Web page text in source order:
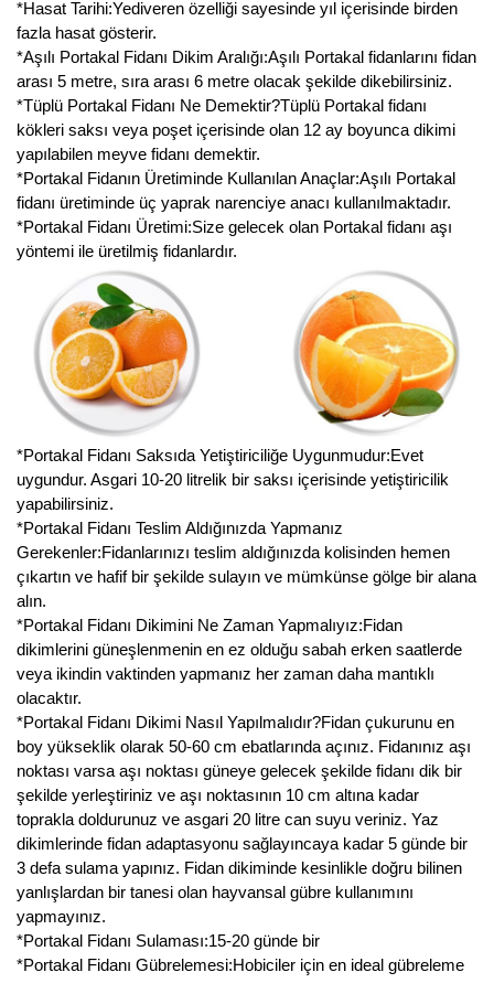
*Hasat Tarihi:Yediveren özelliği sayesinde yıl içerisinde birden
fazla hasat gösterir.
*Aşılı Portakal Fidanı Dikim Aralığı:Aşılı Portakal fidanlarını fidan
arası 5 metre, sıra arası 6 metre olacak şekilde dikebilirsiniz.
*Tüplü Portakal Fidanı Ne Demektir?Tüplü Portakal fidanı
kökleri saksı veya poşet içerisinde olan 12 ay boyunca dikimi
yapılabilen meyve fidanı demektir.
*Portakal Fidanın Üretiminde Kullanılan Anaçlar:Aşılı Portakal
fidanı üretiminde üç yaprak narenciye anacı kullanılmaktadır.
*Portakal Fidanı Üretimi:Size gelecek olan Portakal fidanı aşı
yöntemi ile üretilmiş fidanlardır.
*Portakal Fidanı Saksıda Yetiştiriciliğe Uygunmudur:Evet
uygundur. Asgari 10-20 litrelik bir saksı içerisinde yetiştiricilik
yapabilirsiniz.
*Portakal Fidanı Teslim Aldığınızda Yapmanız
Gerekenler:Fidanlarınızı teslim aldığınızda kolisinden hemen
çıkartın ve hafif bir şekilde sulayın ve mümkünse gölge bir alana
alın.
*Portakal Fidanı Dikimini Ne Zaman Yapmalıyız:Fidan
dikimlerini güneşlenmenin en ez olduğu sabah erken saatlerde
veya ikindin vaktinden yapmanız her zaman daha mantıklı
olacaktır.
*Portakal Fidanı Dikimi Nasıl Yapılmalıdır?Fidan çukurunu en
boy yükseklik olarak 50-60 cm ebatlarında açınız. Fidanınız aşı
noktası varsa aşı noktası güneye gelecek şekilde fidanı dik bir
şekilde yerleştiriniz ve aşı noktasının 10 cm altına kadar
toprakla doldurunuz ve asgari 20 litre can suyu veriniz. Yaz
dikimlerinde fidan adaptasyonu sağlayıncaya kadar 5 günde bir
3 defa sulama yapınız. Fidan dikiminde kesinlikle doğru bilinen
yanlışlardan bir tanesi olan hayvansal gübre kullanımını
yapmayınız.
*Portakal Fidanı Sulaması:15-20 günde bir
*Portakal Fidanı Gübrelemesi:Hobiciler için en ideal gübreleme
Nadir Çeşit Meyveler
Nar Fidanı
Narenciye Fidanları
Nektarin Fidanı
Papaya Fidanı
Pepino Fidanı
Pitaya Fidanı
Şeftali Fidanı
Trabzon Hurması Fidanı
Üzüm Fidanı
Vişne Fidanı
Yaban Mersini Fidanı
Zeytin Fidanı